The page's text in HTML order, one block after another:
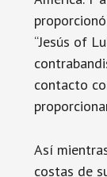
“Jesús of
contacto
Así
costas de